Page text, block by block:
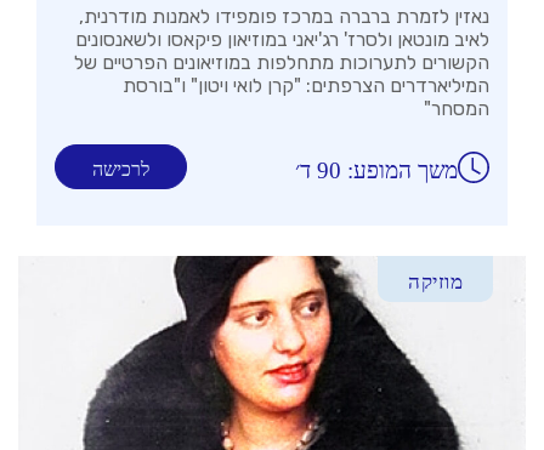
נאזין לזמרת ברברה במרכז פומפידו לאמנות מודרנית,
לאיב מונטאן ולסרז' רג'יאני במוזיאון פיקאסו ולשאנסונים
הקשורים לתערוכות מתחלפות במוזיאונים הפרטיים של
המיליארדרים הצרפתים: "קרן לואי ויטון" ו"בורסת
המסחר"
לרכישה משך המופע: 90 ד׳
מוזיקה